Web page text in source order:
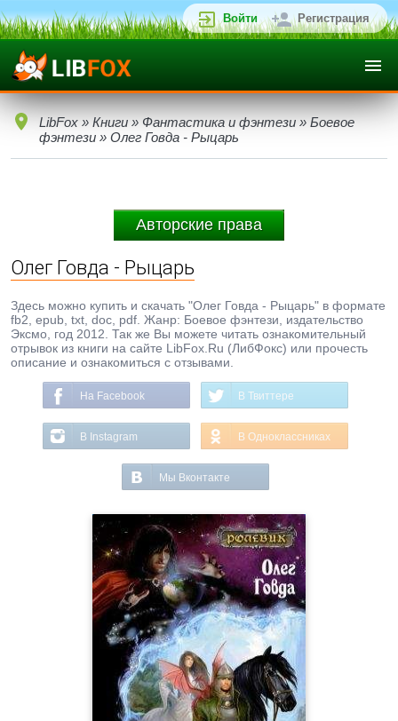
Войти Регистрация
LibFox » Книги » Фантастика и фэнтези » Боевое
фэнтези » Олег Говда - Рыцарь
Авторские права
Олег Говда - Рыцарь
Здесь можно купить и скачать "Олег Говда - Рыцарь" в формате
fb2, epub, txt, doc, pdf. Жанр: Боевое фэнтези, издательство
Эксмо, год 2012. Так же Вы можете читать ознакомительный
отрывок из книги на сайте LibFox.Ru (ЛибФокс) или прочесть
описание и ознакомиться с отзывами.
На Facebook В Твиттере
В Instagram В Одноклассниках
Мы Вконтакте